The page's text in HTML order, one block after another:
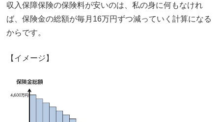
収入保障保険の保険料が安いのは、私の身に何もなけれ
ば、保険金の総額が毎月16万円ずつ減っていく計算になる
からです。
【イメージ】